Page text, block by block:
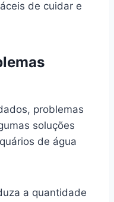
de cuidar e
problemas
soluções
de água
a quantidade